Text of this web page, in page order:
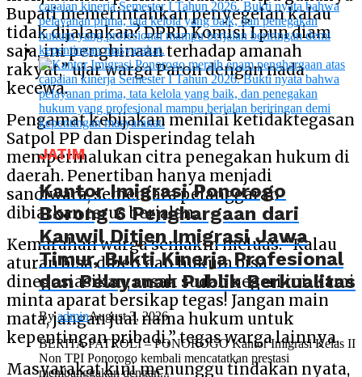
Bupati memerintahkan penyegelan kalau
tidak dijalankan? DPRD Komisi I pun diam
saja, ini penghinaan terhadap amanah
rakyat,” ujar warga Paron dengan nada
kecewa.
Pengamat kebijakan menilai ketidaktegasan
Satpol PP dan Disperindag telah
mempermalukan citra penegakan hukum di
daerah. Penertiban hanya menjadi
sandiwara, sementara pelanggaran
dibiarkan terus berjalan.
Kemarahan warga semakin meluas. “Kalau
aturan bisa dibeli dan hukum bisa
dinegosiasikan, rusak sudah negeri ini. Kami
minta aparat bersikap tegas! Jangan main
mata, jangan jual nama hukum untuk
kepentingan pribadi,” tegas warga lainnya.
Masyarakat kini menunggu tindakan nyata,
JATIM
Kantor Imigrasi Ponorogo
Borong 6 Penghargaan dari
Kanwil Ditjen Imigrasi Jawa
Timur, Bukti Kinerja Profesional
dan Pelayanan Publik Berkualitas
ByadminAugust 3, 2026
BERITA PATROLI – PONOROGO Kantor Imigrasi Kelas II
Non TPI Ponorogo kembali mencatatkan prestasi
membanggakan dengan...